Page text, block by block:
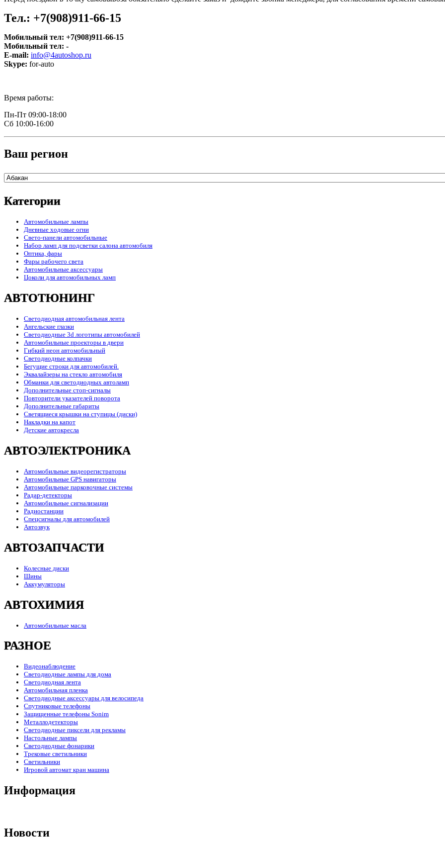
Тел.: +7(908)911-66-15
Мобильный тел: +7(908)911-66-15
Мобильный тел: -
E-mail: info@4autoshop.ru
Skype: for-auto
Время работы:
Пн-Пт 09:00-18:00
Сб 10:00-16:00
Ваш регион
Категории
Автомобильные лампы
Дневные ходовые огни
Свето-панели автомобильные
Набор ламп для подсветки салона автомобиля
Оптика, фары
Фары рабочего света
Автомобильные аксессуары
Цоколи для автомобильных ламп
АВТОТЮНИНГ
Светодиодная автомобильная лента
Ангельские глазки
Светодиодные 3d логотипы автомобилей
Автомобильные проекторы в двери
Гибкий неон автомобильный
Светодиодные колпачки
Бегущие строки для автомобилей.
Эквалайзеры на стекло автомобиля
Обманки для светодиодных автоламп
Дополнительные стоп-сигналы
Повторители указателей поворота
Дополнительные габариты
Светящиеся крышки на ступицы (диски)
Накладки на капот
Детские автокресла
АВТОЭЛЕКТРОНИКА
Автомобильные видеорегистраторы
Автомобильные GPS навигаторы
Автомобильные парковочные системы
Радар-детекторы
Автомобильные сигнализации
Радиостанции
Спецсигналы для автомобилей
Автозвук
АВТОЗАПЧАСТИ
Колесные диски
Шины
Аккумуляторы
АВТОХИМИЯ
Автомобильные масла
РАЗНОЕ
Видеонаблюдение
Светодиодные лампы для дома
Светодиодная лента
Автомобильная пленка
Светодиодные аксессуары для велосипеда
Спутниковые телефоны
Защищенные телефоны Sonim
Металлодетекторы
Светодиодные пиксели для рекламы
Настольные лампы
Светодиодные фонарики
Трековые светильники
Светильники
Игровой автомат кран машина
Информация
Новости